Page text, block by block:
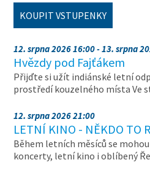
KOUPIT VSTUPENKY
12. srpna 2026 16:00 - 13. srpna
Hvězdy pod Fajťákem
Přijďte si užít indiánské letní
prostředí kouzelného místa Ve
12. srpna 2026 21:00
LETNÍ KINO - NĚKDO TO
Během letních měsíců se
koncerty, letní kino i oblíbený